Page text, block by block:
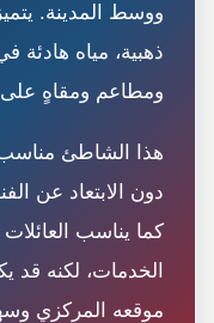
ووسط المدينة.
ذهبية، مياه هادئة
ومطاعم ومقاهٍ
هذا الشاطئ مناسب
دون الابتعاد عن
كما يناسب
الخدمات، لكنه
موقعه المركزي